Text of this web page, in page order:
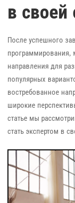
в своей
После успешного
программирования,
направления для
популярных
востребованное
широкие
статье мы
стать экспертом в